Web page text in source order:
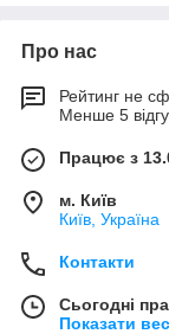
Про нас
Рейтинг не
Менше 5
Працює з
м. Київ
Київ, Україна
Контакти
Сьогодні
Показати